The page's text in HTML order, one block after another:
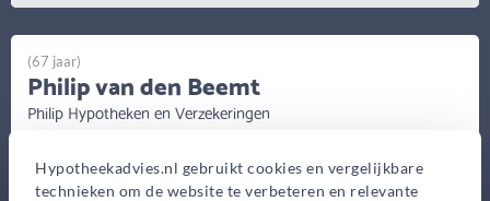
Hypotheekadvies.nl gebruikt cookies en vergelijkbare
technieken om de website te verbeteren en relevante
Bekijk op kaart
(67 jaar)
Philip van den Beemt
Philip Hypotheken en Verzekeringen